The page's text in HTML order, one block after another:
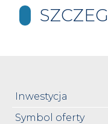
Inwestycja
Symbol oferty